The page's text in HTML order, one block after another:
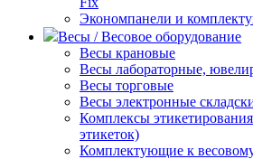
Экономпанели и
Весы / Весовое оборудование
Весы крановые
Весы лабораторные,
Весы торговые
Весы электронные
Комплексы
этикеток)
Комплектующие к